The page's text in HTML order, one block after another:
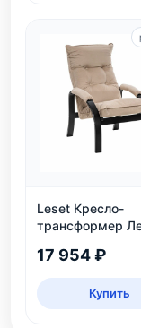
Leset Кресло-
трансформер
17 954 ₽
Купить